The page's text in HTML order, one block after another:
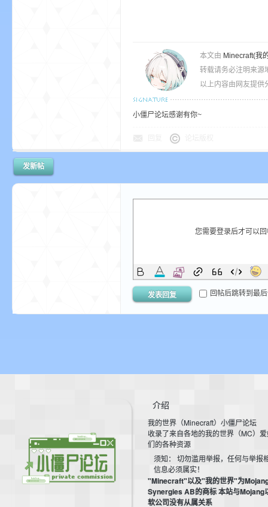
本文由 Minecraft(我
转载请务必注明来源
以上内容由网友提供
小僵尸论坛感谢有你~
发新帖
您需要登录后才可以
发表回复 回帖后跳转到最
介绍
我的世界（Minecraft）小僵尸论坛
收录了来自各地的我的世界（MC）
们的各种资源
须知： 切勿滥用举报，任何与举报
信息必须属实！
"Minecraft"以及"我的世界"为
Synergies AB的商标 本站与Mojang
软公司没有从属关系